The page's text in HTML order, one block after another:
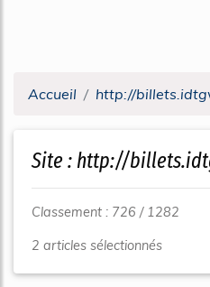
Accueil http://
Site : http://
Classement : 726 / 1282
2 articles sélectionnés